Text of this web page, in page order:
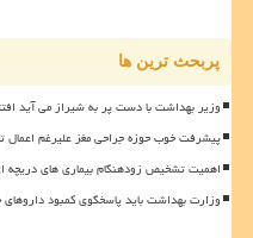
پربحث ترین ها
وزیر بهداشت با دست پر به شیراز می آید
پیشرفت خوب حوزه جراحی مغز علیرغم اعمال
اهمیت تشخیص زودهنگام بیماری های دریچه
وزارت بهداشت باید پاسخگوی کمبود داروهای